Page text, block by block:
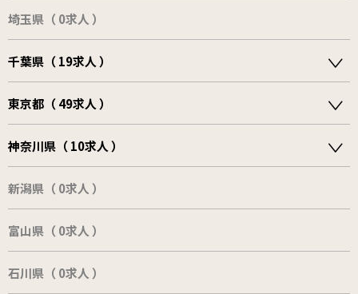
埼玉県（ 0求人 ）
千葉県（ 19求人 ）
東京都（ 49求人 ）
神奈川県（ 10求人 ）
新潟県（ 0求人 ）
富山県（ 0求人 ）
石川県（ 0求人 ）